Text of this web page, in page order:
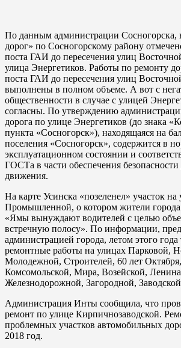
По данным администрации Сосногорска,
дорог» по Сосногорскому району
поста ГАИ до пересечения улиц
улица Энергетиков. Работы по ремонту
поста ГАИ до пересечения улиц
выполнены в полном объеме. А вот с
общественности в случае с улицей
согласны. По утверждению
дорога по улице Энергетиков (до знака
пункта «Сосногорск»), находящаяся на
поселения «Сосногорск», содержится в
эксплуатационном состоянии и
ГОСТа в части обеспечения
движения.
На карте Усинска «позеленел» участок на
Промышленной, о котором жители города
«Ямы вынуждают водителей с целью
встречную полосу». По информации,
администрацией города, летом этого
ремонтные работы на улицах Парковой,
Молодежной, Строителей, 60 лет
Комсомольской, Мира, Возейской,
Железнодорожной, Загородной,
Администрация Инты сообщила, что
ремонт по улице Кирпичнозаводской.
проблемных участков автомобильных
2018 год.